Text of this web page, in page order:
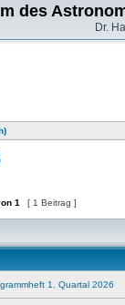
des
Dr.
1 [ 1 Beitrag ]
1. Quartal 2026